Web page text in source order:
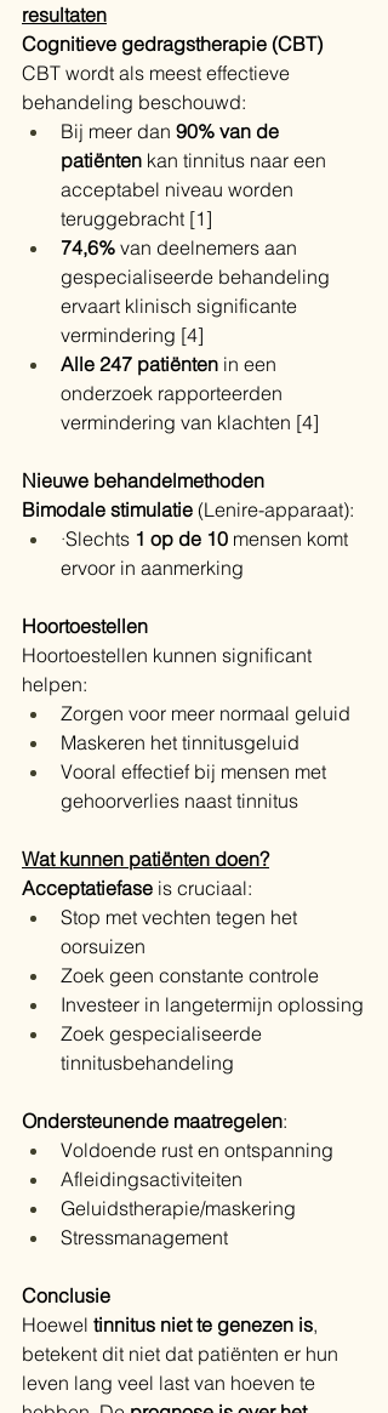
resultaten
Cognitieve gedragstherapie (CBT)
CBT wordt als meest effectieve
behandeling beschouwd:
Bij meer dan 90% van de
patiënten kan tinnitus naar een
acceptabel niveau worden
teruggebracht [1]
74,6% van deelnemers aan
gespecialiseerde behandeling
ervaart klinisch significante
vermindering [4]
Alle 247 patiënten in een
onderzoek rapporteerden
vermindering van klachten [4]
Nieuwe behandelmethoden
Bimodale stimulatie (Lenire-apparaat):
·Slechts 1 op de 10 mensen komt
ervoor in aanmerking
Hoortoestellen
Hoortoestellen kunnen significant
helpen:
Zorgen voor meer normaal geluid
Maskeren het tinnitusgeluid
Vooral effectief bij mensen met
gehoorverlies naast tinnitus
Wat kunnen patiënten doen?
Acceptatiefase is cruciaal:
Stop met vechten tegen het
oorsuizen
Zoek geen constante controle
Investeer in langetermijn oplossing
Zoek gespecialiseerde
tinnitusbehandeling
Ondersteunende maatregelen:
Voldoende rust en ontspanning
Afleidingsactiviteiten
Geluidstherapie/maskering
Stressmanagement
Conclusie
Hoewel tinnitus niet te genezen is,
betekent dit niet dat patiënten er hun
leven lang veel last van hoeven te